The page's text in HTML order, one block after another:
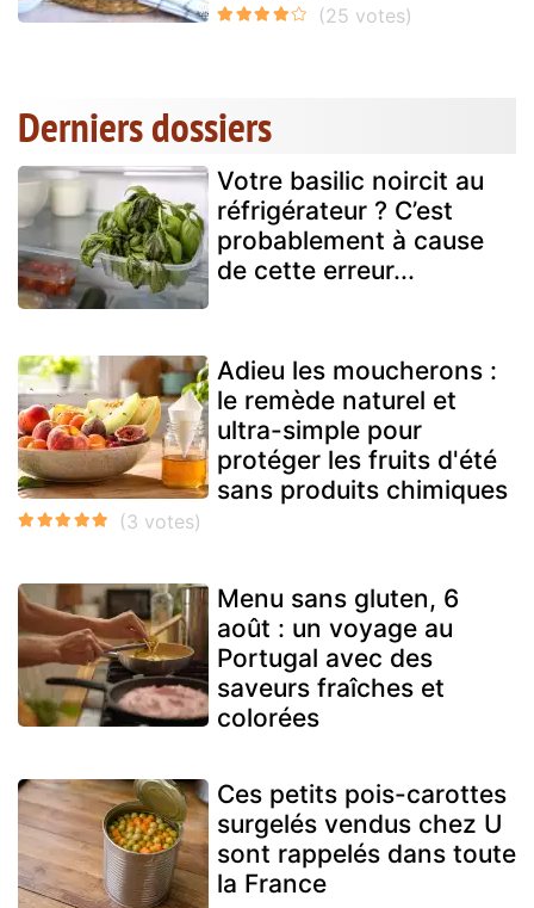
Derniers dossiers
Votre basilic noircit au
réfrigérateur ? C’est
probablement à cause
de cette erreur...
Adieu les moucherons :
le remède naturel et
ultra-simple pour
protéger les fruits d'été
sans produits chimiques
Menu sans gluten, 6
août : un voyage au
Portugal avec des
saveurs fraîches et
colorées
Ces petits pois-carottes
surgelés vendus chez U
sont rappelés dans toute
la France